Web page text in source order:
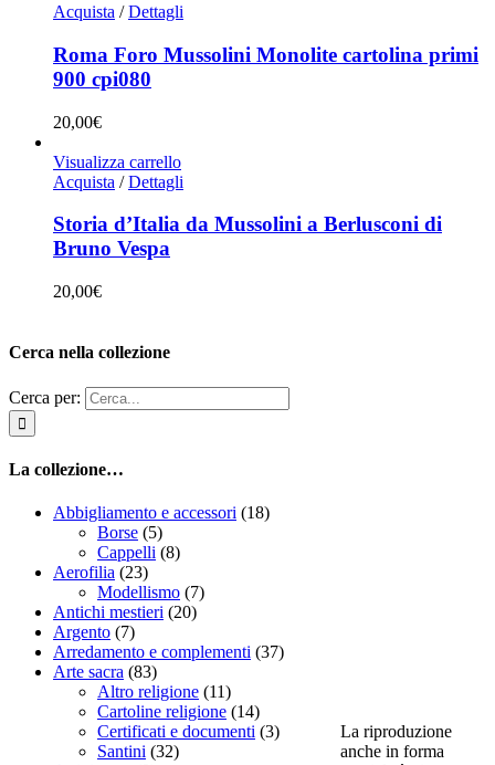
Acquista / Dettagli
Roma Foro Mussolini Monolite cartolina primi
900 cpi080
20,00€
Visualizza carrello
Acquista / Dettagli
Storia d’Italia da Mussolini a Berlusconi di
Bruno Vespa
20,00€
Cerca nella collezione
Cerca per:
La collezione…
Abbigliamento e accessori (18)
Borse (5)
Cappelli (8)
Aerofilia (23)
Modellismo (7)
Antichi mestieri (20)
Argento (7)
Arredamento e complementi (37)
Arte sacra (83)
Altro religione (11)
Cartoline religione (14)
Certificati e documenti (3)
Santini (32)
La riproduzione
anche in forma